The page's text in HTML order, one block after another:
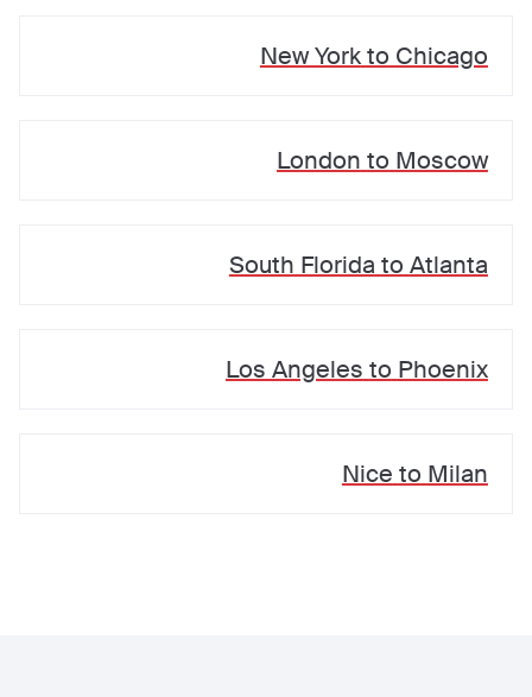
New Yorkto Chicago
London to Moscow
South Florida to Atlanta
Los Angeles to Phoenix
Nice to Milan